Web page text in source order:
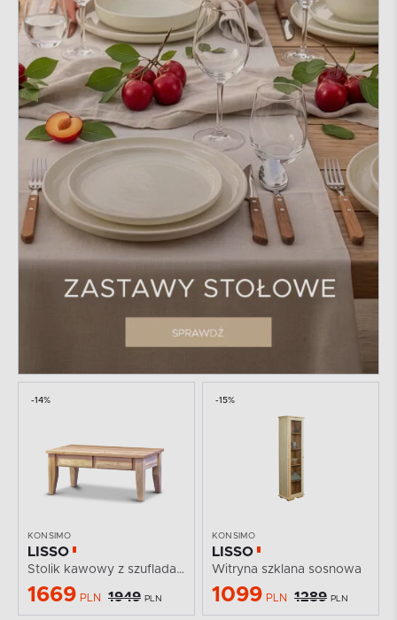
-14%
KONSIMO
LISSO
Stolik kawowy z szufladami sosnowy
1669 PLN 1949 PLN
-15%
KONSIMO
LISSO
Witryna szklana sosnowa
1099 PLN 1289 PLN